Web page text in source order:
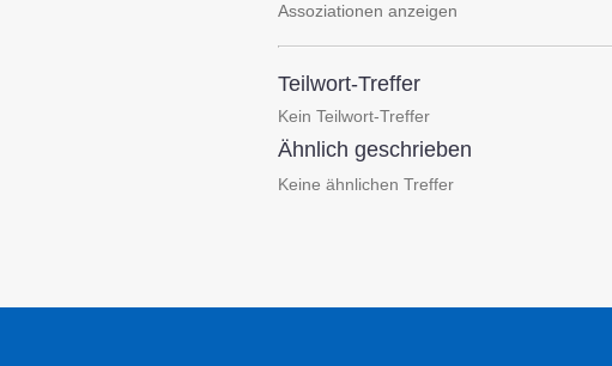
Assoziationen anzeigen
Teilwort-Treffer
Kein Teilwort-Treffer
Ähnlich geschrieben
Keine ähnlichen Treffer